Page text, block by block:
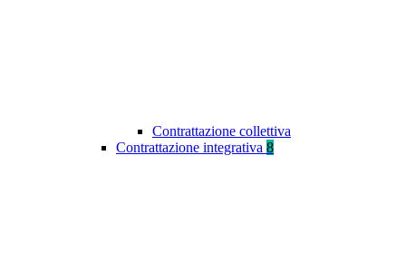
Contrattazione collettiva
Contrattazione integrativa 8